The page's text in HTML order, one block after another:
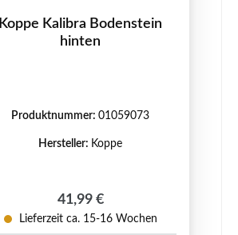
Koppe Kalibra Bodenstein
hinten
Produktnummer:01059073
Hersteller: Koppe
Regulärer Preis:
41,99 €
Lieferzeit ca. 15-16 Wochen